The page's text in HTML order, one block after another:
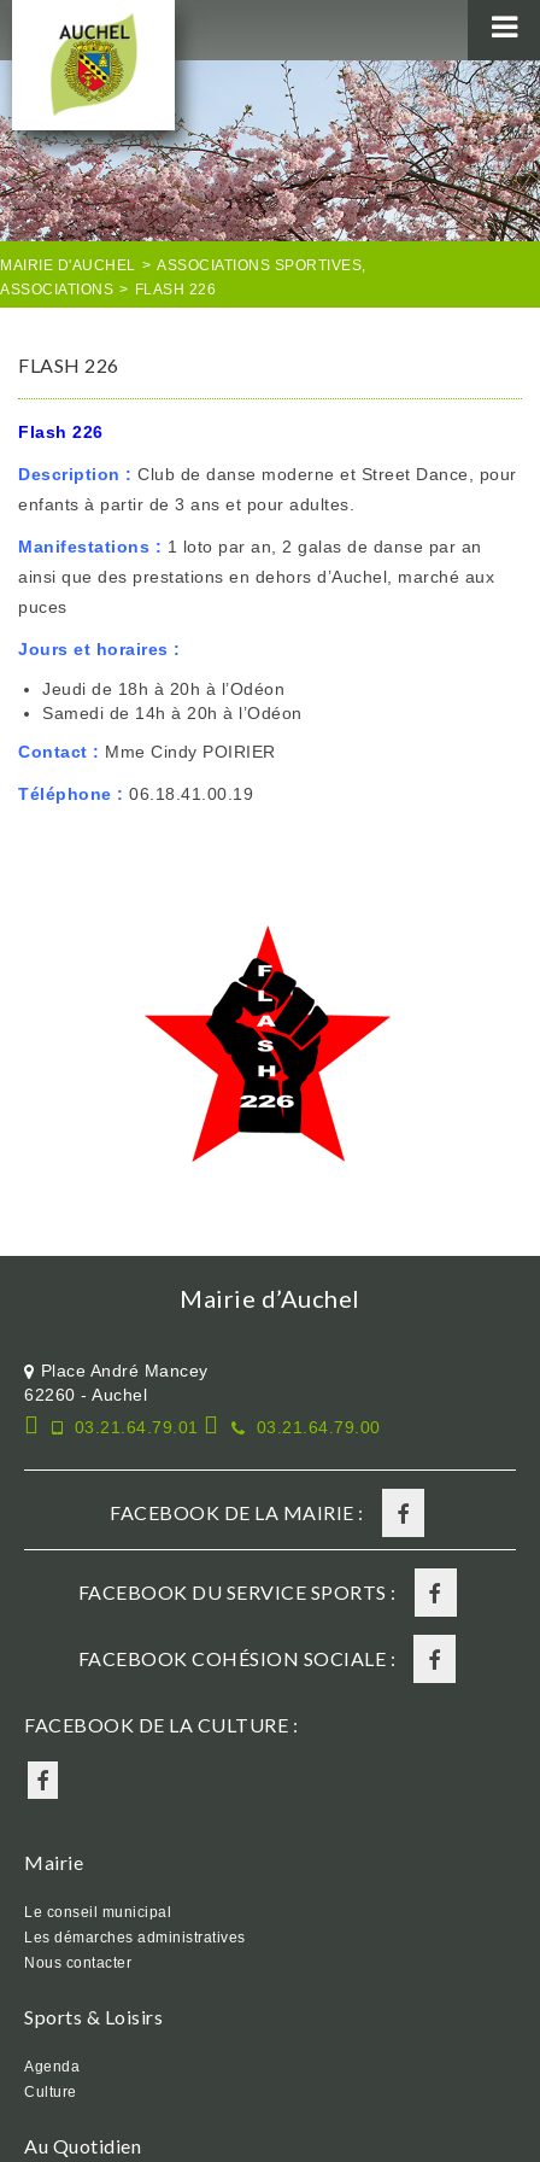
MAIRIE
AU QUOTIDIEN
AGENDA & LOISIRS
AUCHEL EN IMAGES
MAIRIE D'AUCHEL > ASSOCIATIONS SPORTIVES,
ASSOCIATIONS > FLASH 226
FLASH 226
Flash 226
Description : Club de danse moderne et Street Dance, pour
enfants à partir de 3 ans et pour adultes.
Manifestations : 1 loto par an, 2 galas de danse par an
ainsi que des prestations en dehors d’Auchel, marché aux
puces
Jours et horaires :
Jeudi de 18h à 20h à l’Odéon
Samedi de 14h à 20h à l’Odéon
Contact : Mme Cindy POIRIER
Téléphone : 06.18.41.00.19
Mairie d’Auchel
Place André Mancey
62260 - Auchel
03.21.64.79.01
03.21.64.79.00
FACEBOOK DE LA MAIRIE :
FACEBOOK DU SERVICE SPORTS :
FACEBOOK COHÉSION SOCIALE :
FACEBOOK DE LA CULTURE :
Mairie
Le conseil municipal
Les démarches administratives
Nous contacter
Sports & Loisirs
Agenda
Culture
Au Quotidien